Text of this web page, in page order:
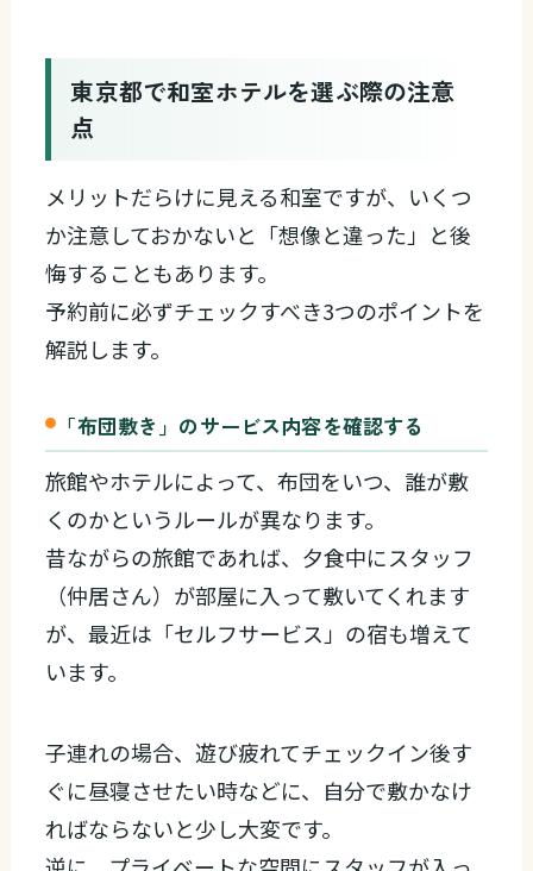
東京都で和室ホテルを選ぶ際の注意
点
メリットだらけに見える和室ですが、いくつ
か注意しておかないと「想像と違った」と後
悔することもあります。
予約前に必ずチェックすべき3つのポイントを
解説します。
「布団敷き」のサービス内容を確認する
旅館やホテルによって、布団をいつ、誰が敷
くのかというルールが異なります。
昔ながらの旅館であれば、夕食中にスタッフ
（仲居さん）が部屋に入って敷いてくれます
が、最近は「セルフサービス」の宿も増えて
います。
子連れの場合、遊び疲れてチェックイン後す
ぐに昼寝させたい時などに、自分で敷かなけ
ればならないと少し大変です。